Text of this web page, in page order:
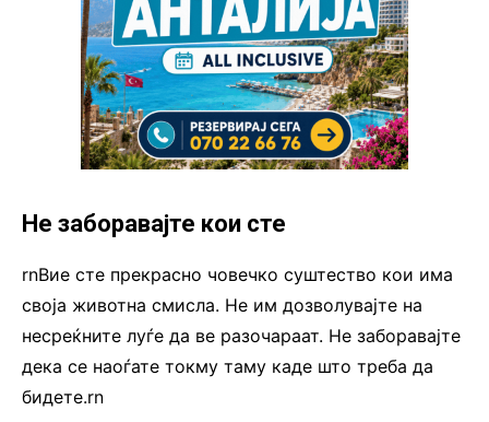
Не заборавајте кои сте
rnВие сте прекрасно човечко суштество кои има
своја животна смисла. Не им дозволувајте на
несреќните луѓе да ве разочараат. Не заборавајте
дека се наоѓате токму таму каде што треба да
бидете.rn